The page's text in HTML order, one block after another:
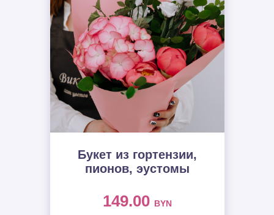
Букет из гортензии,
пионов, эустомы
149.00 BYN